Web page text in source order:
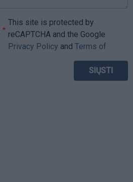
This site is protected by
reCAPTCHA and the Google
Privacy Policy and Terms of